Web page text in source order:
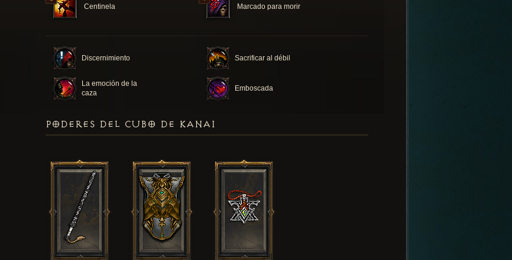
Centinela Marcado para morir
Discernimiento Sacrificar al débil
La emoción de la
caza
Emboscada
PODERES DEL CUBO DE KANAI